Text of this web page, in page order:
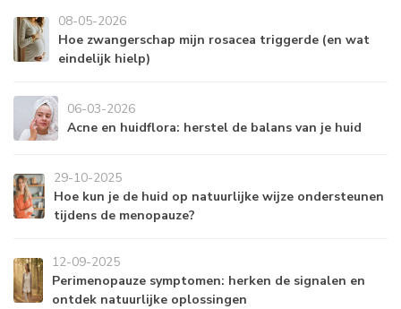
08-05-2026
Hoe zwangerschap mijn rosacea triggerde (en wat
eindelijk hielp)
06-03-2026
Acne en huidflora: herstel de balans van je huid
29-10-2025
Hoe kun je de huid op natuurlijke wijze ondersteunen
tijdens de menopauze?
12-09-2025
Perimenopauze symptomen: herken de signalen en
ontdek natuurlijke oplossingen